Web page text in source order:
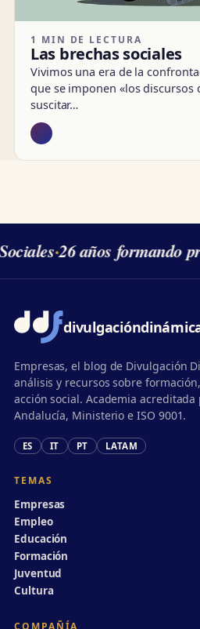
1 MIN DE LECTURA
Las brechas sociales
Vivimos una era de la
que se imponen «los discursos
suscitar…
·26 años formando
divulgación
Empresas, el blog de Divulgación
análisis y recursos sobre
acción social. Academia acreditada
Andalucía, Ministerio e ISO 9001.
ES IT PT LATAM
TEMAS
Empresas
Empleo
Educación
Formación
Juventud
Cultura